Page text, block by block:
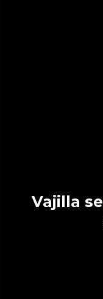
Vajilla seca y brillante, sin